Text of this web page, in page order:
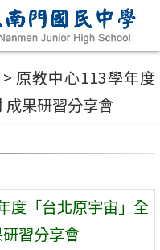
> 原教中心113學年度
成果研習分享會
度「台北原宇宙」全
習分享會